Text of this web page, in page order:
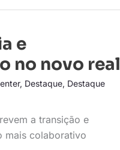
e
no novo real
, Destaque, Destaque
a transição e
mais colaborativo